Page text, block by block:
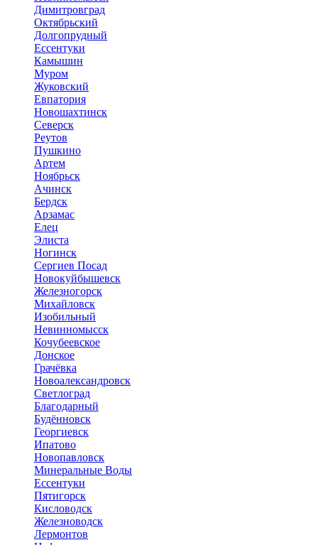
Димитровград
Октябрьский
Долгопрудный
Ессентуки
Камышин
Муром
Жуковский
Евпатория
Новошахтинск
Северск
Реутов
Пушкино
Артем
Ноябрьск
Ачинск
Бердск
Арзамас
Елец
Элиста
Ногинск
Сергиев Посад
Новокуйбышевск
Железногорск
Михайловск
Изобильный
Невинномысск
Кочубеевское
Донское
Грачёвка
Новоалександровск
Светлоград
Благодарный
Будённовск
Георгиевск
Ипатово
Новопавловск
Минеральные Воды
Ессентуки
Пятигорск
Кисловодск
Железноводск
Лермонтов